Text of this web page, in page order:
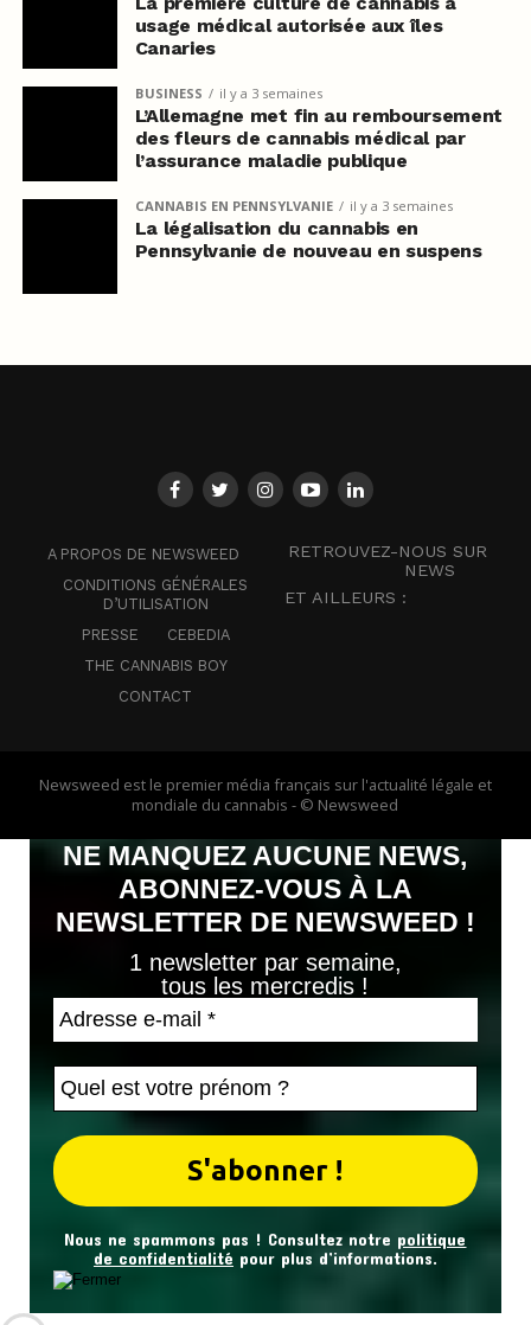
usage médical autorisée aux îles
Canaries
BUSINESS il y a 3 semaines
L’Allemagne met fin au remboursement
des fleurs de cannabis médical par
l’assurance maladie publique
CANNABIS EN PENNSYLVANIE il y a 3 semaines
La légalisation du cannabis en
Pennsylvanie de nouveau en suspens
A PROPOS DE NEWSWEED
CONDITIONS GÉNÉRALES
D’UTILISATION
PRESSE
CEBEDIA
THE CANNABIS BOY
CONTACT
RETROUVEZ-NOUS SUR
NEWS
ET AILLEURS :
Newsweed est le premier média français sur l'actualité légale et
mondiale du cannabis - © Newsweed
NE MANQUEZ AUCUNE NEWS,
ABONNEZ-VOUS À LA
NEWSLETTER DE NEWSWEED !
1 newsletter par semaine,
tous les mercredis !
Nous ne spammons pas ! Consultez notre politique
de confidentialité pour plus d’informations.